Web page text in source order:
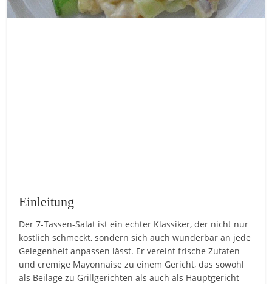
Einleitung
Der 7-Tassen-Salat ist ein echter Klassiker, der nicht nur
köstlich schmeckt, sondern sich auch wunderbar an jede
Gelegenheit anpassen lässt. Er vereint frische Zutaten
und cremige Mayonnaise zu einem Gericht, das sowohl
als Beilage zu Grillgerichten als auch als Hauptgericht